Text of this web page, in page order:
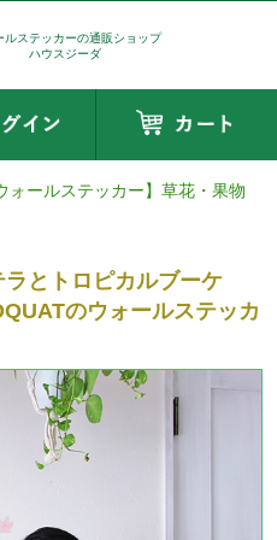
ルステッカーの通販ショップ
ハウスジーダ
ォールステッカー】草花・果物
とトロピカルブーケ
のウォールステッカ